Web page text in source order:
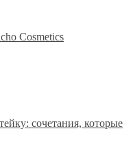
Cosmetics
сочетания, которые